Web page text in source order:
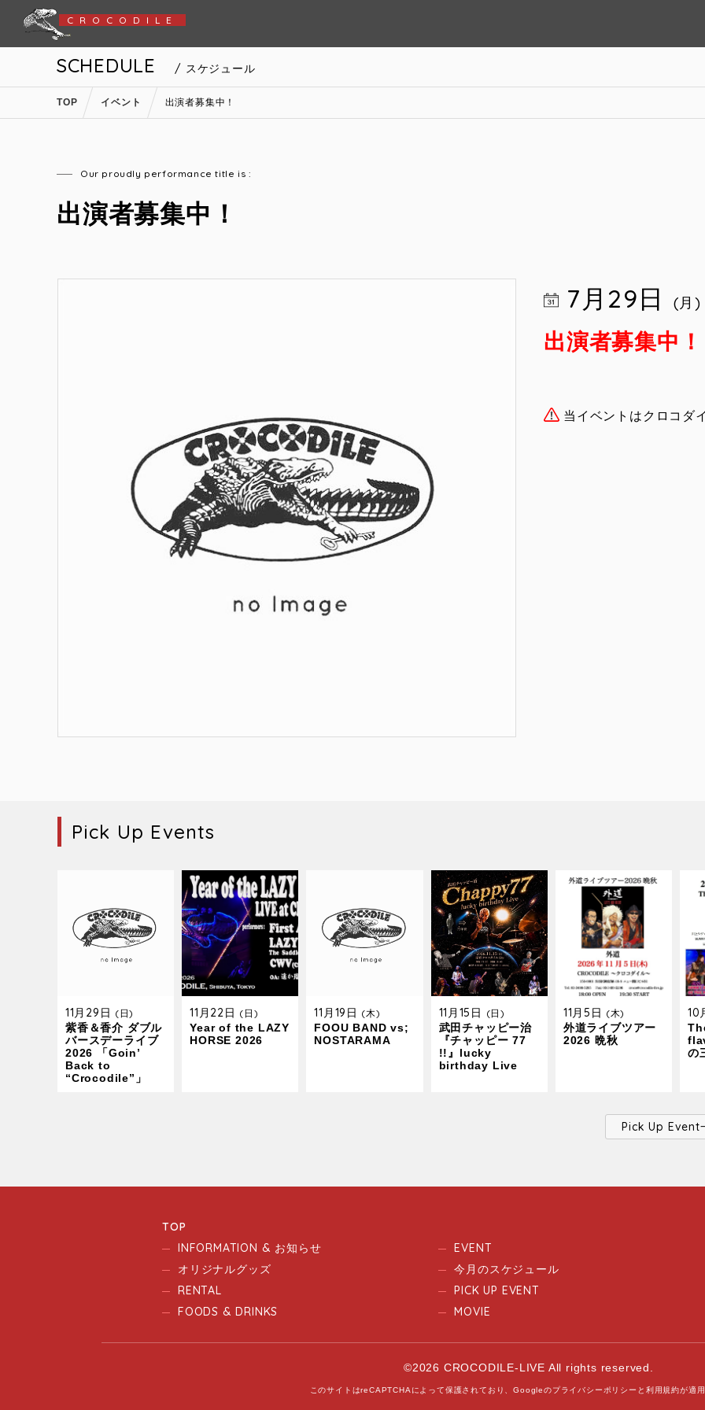
CROCODILE
SCHEDULE / スケジュール
TOP イベント 出演者募集中！
Our proudly performance title is :
出演者募集中！
7月29日 (月)
出演者募集中！
当イベントはクロコダ
Pick Up Events
11月29日 (日)
紫香＆香介 ダブル
バースデーライブ
2026 「Goin’
Back to
“Crocodile”」
11月22日 (日)
Year of the LAZY
HORSE 2026
11月19日 (木)
FOOU BAND vs;
NOSTARAMA
11月15日 (日)
武田チャッピー治
『チャッピー 77
!!』lucky
birthday Live
11月5日 (木)
外道ライブツアー
2026 晩秋
10
の
Pick Up Event
TOP
INFORMATION & お知らせ
オリジナルグッズ
RENTAL
FOODS & DRINKS
EVENT
今月のスケジュール
PICK UP EVENT
MOVIE
©2026 CROCODILE-LIVE All rights reserved.
このサイトはreCAPTCHAによって保護されており、Googleのプライバシーポリシー と 利用規約が適